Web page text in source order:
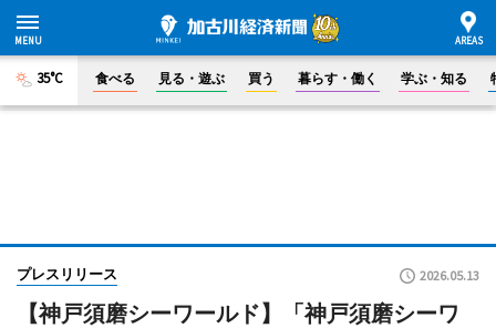
35°C 食べる 見る・遊ぶ 買う 暮らす・働く 学ぶ・知る
プレスリリース 2026.05.13
【神戸須磨シーワールド】「神戸須磨シーワ